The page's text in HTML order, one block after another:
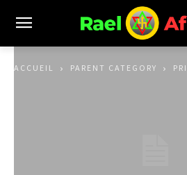
ACCUEIL PARENT CATEGORY